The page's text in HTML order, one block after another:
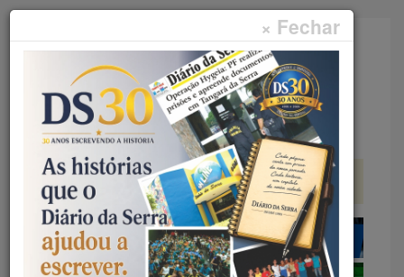
× Fechar
Faça sua pesquisa...
Menu